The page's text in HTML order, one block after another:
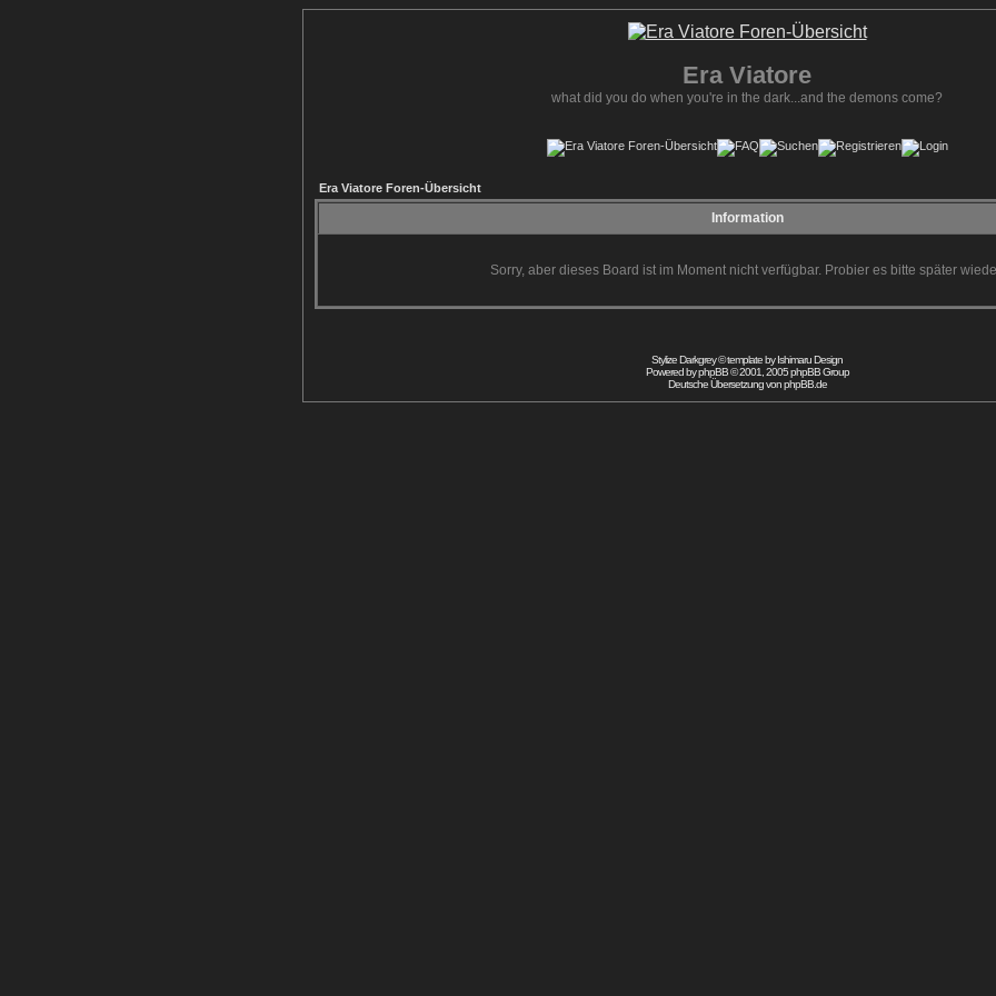
Era Viatore
what did you do when you're in the dark...and the demons come?
Era Viatore Foren-Übersicht
Information
Sorry, aber dieses Board ist im Moment nicht verfügbar. Probier es bitte später
Stylize Darkgrey © template byIshimaru Design
Powered byphpBB© 2001, 2005 phpBB Group
Deutsche Übersetzung vonphpBB.de